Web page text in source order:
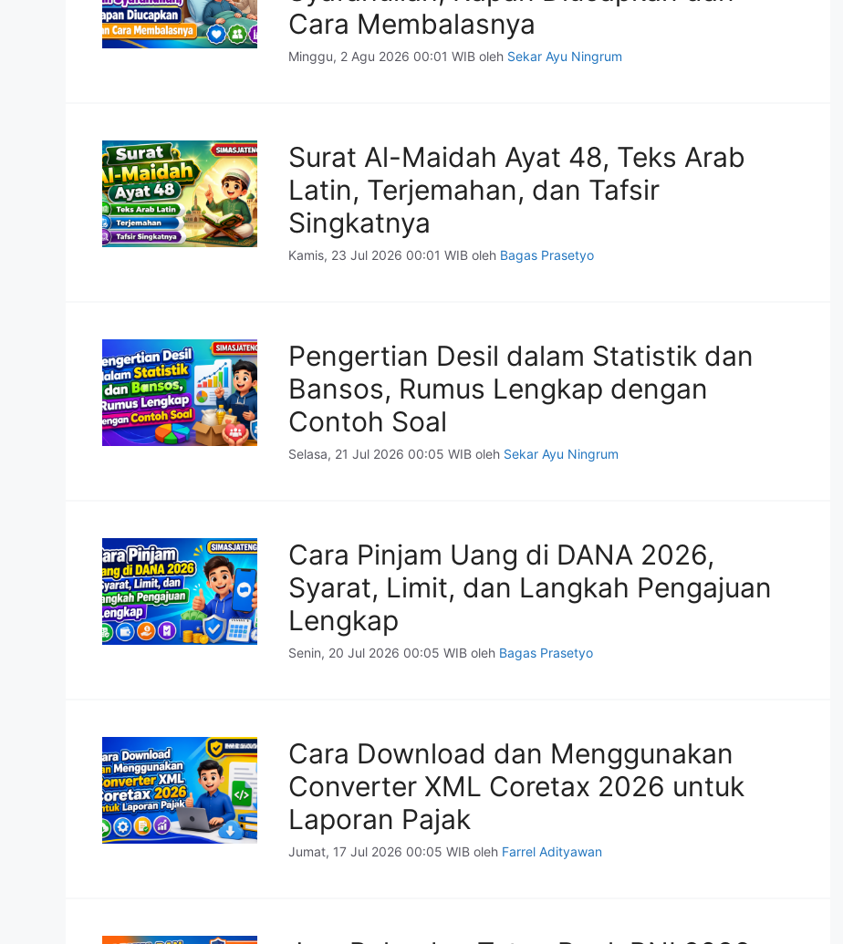
Cara Membalasnya
Minggu, 2 Agu 2026 00:01 WIB oleh Sekar Ayu Ningrum
Surat Al-Maidah Ayat 48, Teks Arab
Latin, Terjemahan, dan Tafsir
Singkatnya
Kamis, 23 Jul 2026 00:01 WIB oleh Bagas Prasetyo
Pengertian Desil dalam Statistik dan
Bansos, Rumus Lengkap dengan
Contoh Soal
Selasa, 21 Jul 2026 00:05 WIB oleh Sekar Ayu Ningrum
Cara Pinjam Uang di DANA 2026,
Syarat, Limit, dan Langkah Pengajuan
Lengkap
Senin, 20 Jul 2026 00:05 WIB oleh Bagas Prasetyo
Cara Download dan Menggunakan
Converter XML Coretax 2026 untuk
Laporan Pajak
Jumat, 17 Jul 2026 00:05 WIB oleh Farrel Adityawan